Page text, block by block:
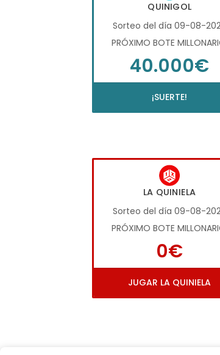
QUINIGOL
Sorteo del día 09-08-
PRÓXIMO BOTE
40.000€
¡SUERTE!
LA QUINIELA
Sorteo del día 09-08-
PRÓXIMO BOTE
0€
JUGAR LA QUINIELA